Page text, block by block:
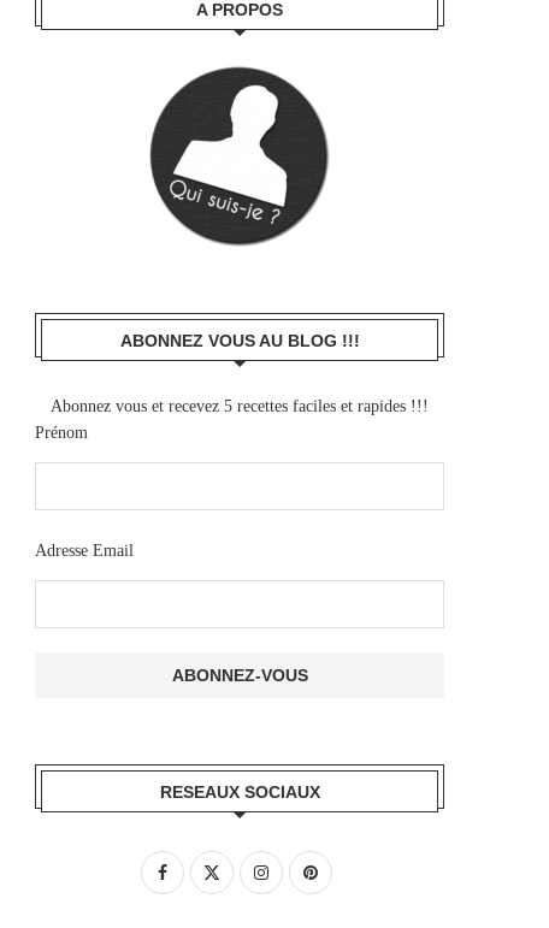
A PROPOS
ABONNEZ VOUS AU BLOG !!!
Abonnez vous et recevez 5 recettes faciles et rapides !!!
Prénom
Adresse Email
RESEAUX SOCIAUX